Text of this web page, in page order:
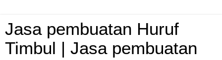
Jasa pembuatan Huruf
Timbul | Jasa pembuatan